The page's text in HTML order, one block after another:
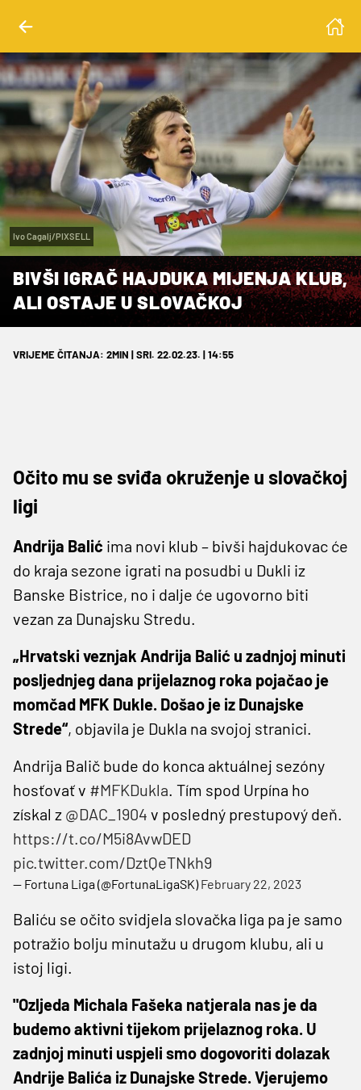
Ivo Cagalj/PIXSELL
BIVŠI IGRAČ HAJDUKA MIJENJA KLUB,
ALI OSTAJE U SLOVAČKOJ
VRIJEME ČITANJA: 2MIN | SRI. 22.02.23. | 14:55
Očito mu se sviđa okruženje u slovačkoj
ligi
Andrija Balić ima novi klub – bivši hajdukovac će
do kraja sezone igrati na posudbi u Dukli iz
Banske Bistrice, no i dalje će ugovorno biti
vezan za Dunajsku Stredu.
„Hrvatski veznjak Andrija Balić u zadnjoj minuti
posljednjeg dana prijelaznog roka pojačao je
momčad MFK Dukle. Došao je iz Dunajske
Strede“, objavila je Dukla na svojoj stranici.
Andrija Balič bude do konca aktuálnej sezóny
hosťovať v #MFKDukla. Tím spod Urpína ho
získal z @DAC_1904 v posledný prestupový deň.
https://t.co/M5i8AvwDED
pic.twitter.com/DztQeTNkh9
— Fortuna Liga (@FortunaLigaSK)February 22, 2023
Baliću se očito svidjela slovačka liga pa je samo
potražio bolju minutažu u drugom klubu, ali u
istoj ligi.
"Ozljeda Michala Fašeka natjerala nas je da
budemo aktivni tijekom prijelaznog roka. U
zadnjoj minuti uspjeli smo dogovoriti dolazak
Andrije Balića iz Dunajske Strede. Vjerujemo